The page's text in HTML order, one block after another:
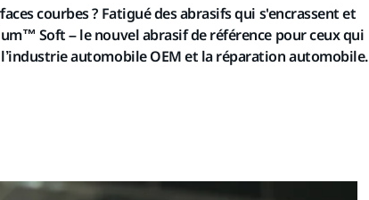
courbes ? Fatigué des abrasifs qui s'encrassent et
Soft – le nouvel abrasif de référence pour ceux qui
automobile OEM et la réparation automobile.